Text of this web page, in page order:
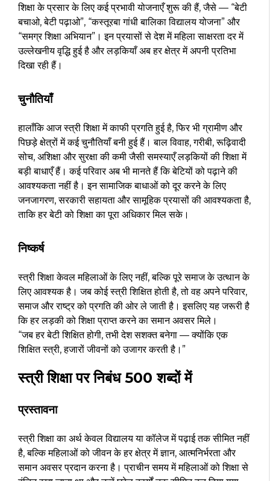
शिक्षा के प्रसार के लिए कई प्रभावी योजनाएँ शुरू की हैं, जैसे — “बेटी
बचाओ, बेटी पढ़ाओ”, “कस्तूरबा गांधी बालिका विद्यालय योजना” और
“समग्र शिक्षा अभियान”। इन प्रयासों से देश में महिला साक्षरता दर में
उल्लेखनीय वृद्धि हुई है और लड़कियाँ अब हर क्षेत्र में अपनी प्रतिभा
दिखा रही हैं।
चुनौतियाँ
हालाँकि आज स्त्री शिक्षा में काफी प्रगति हुई है, फिर भी ग्रामीण और
पिछड़े क्षेत्रों में कई चुनौतियाँ बनी हुई हैं। बाल विवाह, गरीबी, रूढ़िवादी
सोच, अशिक्षा और सुरक्षा की कमी जैसी समस्याएँ लड़कियों की शिक्षा में
बड़ी बाधाएँ हैं। कई परिवार अब भी मानते हैं कि बेटियों को पढ़ाने की
आवश्यकता नहीं है। इन सामाजिक बाधाओं को दूर करने के लिए
जनजागरण, सरकारी सहायता और सामूहिक प्रयासों की आवश्यकता है,
ताकि हर बेटी को शिक्षा का पूरा अधिकार मिल सके।
निष्कर्ष
स्त्री शिक्षा केवल महिलाओं के लिए नहीं, बल्कि पूरे समाज के उत्थान के
लिए आवश्यक है। जब कोई स्त्री शिक्षित होती है, तो वह अपने परिवार,
समाज और राष्ट्र को प्रगति की ओर ले जाती है। इसलिए यह जरूरी है
कि हर लड़की को शिक्षा प्राप्त करने का समान अवसर मिले।
“जब हर बेटी शिक्षित होगी, तभी देश सशक्त बनेगा — क्योंकि एक
शिक्षित स्त्री, हजारों जीवनों को उजागर करती है।”
स्त्री शिक्षा पर निबंध 500 शब्दों में
प्रस्तावना
स्त्री शिक्षा का अर्थ केवल विद्यालय या कॉलेज में पढ़ाई तक सीमित नहीं
है, बल्कि महिलाओं को जीवन के हर क्षेत्र में ज्ञान, आत्मनिर्भरता और
समान अवसर प्रदान करना है। प्राचीन समय में महिलाओं को शिक्षा से